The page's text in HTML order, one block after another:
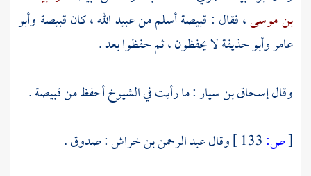
بن موسى، فقال : قبيصةأسلم منعبيد الله، كانقبيصة وأبو
عامروأبو حذيفةلا يحفظون ، ثم حفظوا بعد .
وقالإسحاق بن سيار: ما رأيت في الشيوخ أحفظ منقبيصة.
[ص: وقالعبد الرحمن بن خراش: صدوق .